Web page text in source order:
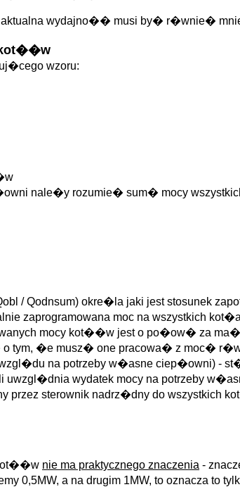
wydajno�� musi by� r�wnie�
kot��w
wzoru:
nale�y rozumie� sum� mocy
Qodnsum) okre�la jaki jest stosunek
zaprogramowana moc na wszystkich
mocy kot��w jest o po�ow� za
�e musz� one pracowa� z moc�
na potrzeby w�asne ciep�owni) -
uwzgl�dnia wydatek mocy na potrzeby
przez sterownik nadrz�dny do
nie ma praktycznego znaczenia -
0,5MW, a na drugim 1MW, to oznacza to